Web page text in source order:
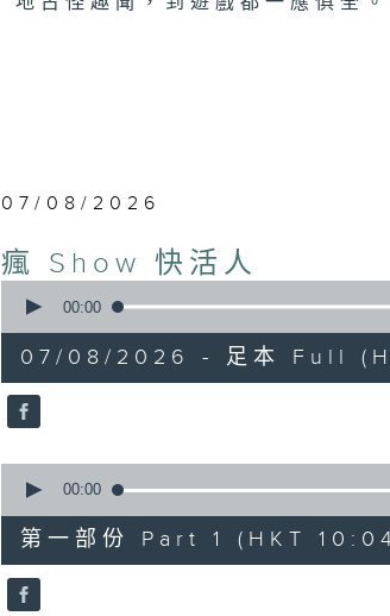
07/08/2026
瘋 Show 快活人
seconds
hour,
37
minutes,
16
90%
00:00
07/08/2026 - 足本 Full
seconds
47
minutes,
50
seconds
90%
00:00
第一部份 Part 1 (HKT